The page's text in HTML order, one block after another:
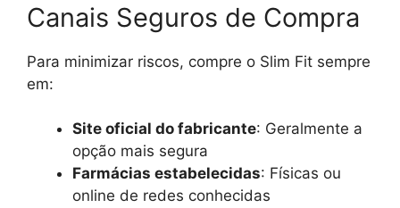
Canais Seguros de Compra
Para minimizar riscos, compre o Slim Fit sempre
em:
Site oficial do fabricante: Geralmente a
opção mais segura
Farmácias estabelecidas: Físicas ou
online de redes conhecidas